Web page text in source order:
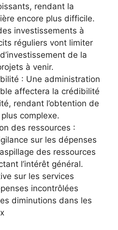
rendant la
encore plus difficile.
investissements à
réguliers vont limiter
de la
à venir.
: Une administration
affectera la crédibilité
rendant l’obtention de
complexe.
des ressources :
sur les dépenses
des ressources
l’intérêt général.
sur les services
incontrôlées
diminutions dans les